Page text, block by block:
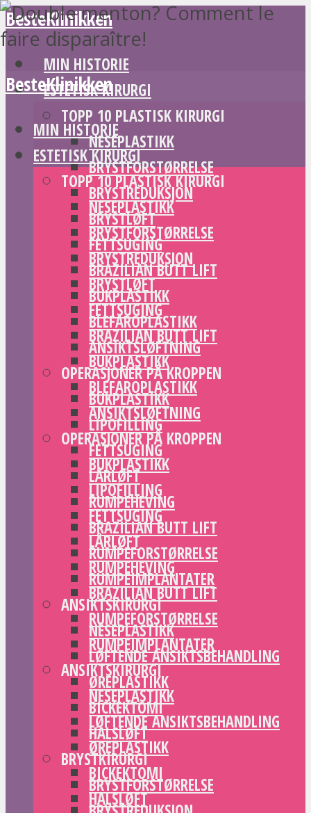
BesteKlinikken
MIN HISTORIE
ESTETISK KIRURGI
TOPP 10 PLASTISK KIRURGI
NESEPLASTIKK
BRYSTFORSTØRRELSE
BRYSTREDUKSJON
BRYSTLØFT
FETTSUGING
BRAZILIAN BUTT LIFT
BUKPLASTIKK
BLEFAROPLASTIKK
ANSIKTSLØFTNING
OPERASJONER PÅ KROPPEN
BUKPLASTIKK
LIPOFILLING
FETTSUGING
LÅRLØFT
RUMPEHEVING
BRAZILIAN BUTT LIFT
RUMPEFORSTØRRELSE
RUMPEIMPLANTATER
ANSIKTSKIRURGI
NESEPLASTIKK
LØFTENDE ANSIKTSBEHANDLING
ØREPLASTIKK
BICKEKTOMI
HALSLØFT
BRYSTKIRURGI
BRYSTFORSTØRRELSE
BesteKlinikken
MIN HISTORIE
ESTETISK KIRURGI
TOPP 10 PLASTISK KIRURGI
NESEPLASTIKK
BRYSTFORSTØRRELSE
BRYSTREDUKSJON
BRYSTLØFT
FETTSUGING
BRAZILIAN BUTT LIFT
BUKPLASTIKK
BLEFAROPLASTIKK
ANSIKTSLØFTNING
OPERASJONER PÅ KROPPEN
BUKPLASTIKK
LIPOFILLING
FETTSUGING
LÅRLØFT
RUMPEHEVING
BRAZILIAN BUTT LIFT
RUMPEFORSTØRRELSE
RUMPEIMPLANTATER
ANSIKTSKIRURGI
NESEPLASTIKK
LØFTENDE ANSIKTSBEHANDLING
ØREPLASTIKK
BICKEKTOMI
HALSLØFT